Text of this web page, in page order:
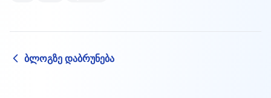
ბლოგზე დაბრუნება